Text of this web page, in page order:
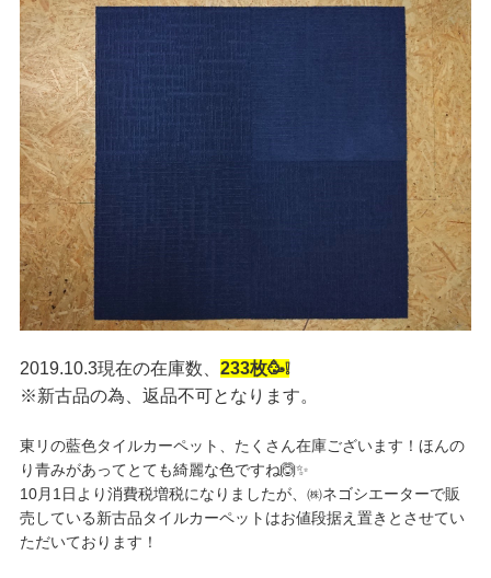
2019.10.3現在の在庫数、 233枚🥳❕
※新古品の為、返品不可となります。
東リの藍色タイルカーペット、たくさん在庫ございます！ほんの
り青みがあってとても綺麗な色ですね🙆✨
10月1日より消費税増税になりましたが、㈱ネゴシエーターで販
売している新古品タイルカーペットはお値段据え置きとさせてい
ただいております！